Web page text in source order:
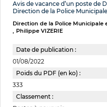
Avis de vacance d’un poste de
Direction de la Police
Direction de la Police Municipale
Philippe VIZERIE
Date de publication :
01/08/2022
Poids du PDF (en ko) :
333
Classement :